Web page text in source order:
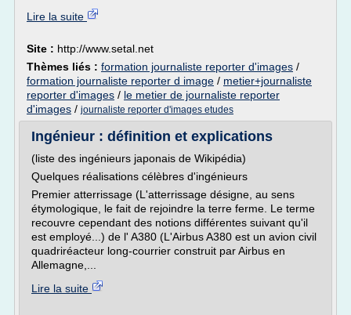
Lire la suite
Site : http://www.setal.net
Thèmes liés : formation journaliste reporter d'images /
formation journaliste reporter d image / metier+journaliste
reporter d'images / le metier de journaliste reporter
d'images / journaliste reporter d'images etudes
Ingénieur : définition et explications
(liste des ingénieurs japonais de Wikipédia)
Quelques réalisations célèbres d'ingénieurs
Premier atterrissage (L'atterrissage désigne, au sens
étymologique, le fait de rejoindre la terre ferme. Le terme
recouvre cependant des notions différentes suivant qu'il
est employé...) de l' A380 (L'Airbus A380 est un avion civil
quadriréacteur long-courrier construit par Airbus en
Allemagne,...
Lire la suite